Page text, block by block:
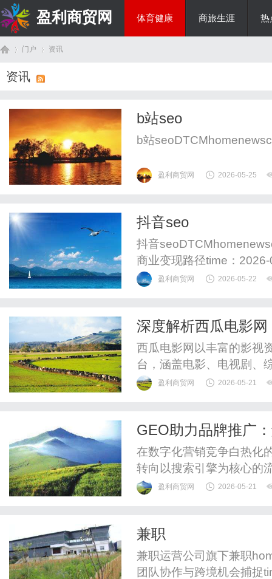
盈利商贸网 体育健康 商旅生涯 热
门户 资讯
资讯
b站seo
b站
盈利商贸网 2026-05-25
抖音seo
抖音
商业变现路径time：
书，腰部（50-500万）适
盈利商贸网 2026-05-22
深度解析西瓜电影
西瓜电影网以丰富的影视
台，涵盖电影、电视剧、
环境。盈利商贸网 2026-05-21
GEO助力品牌推广
略
在数字化营销竞争白热化
转向以搜索引擎为核心的
擎优化的广义延伸）作为
绕不开的关键策略。本文
盈利商贸网 2026-05-21
兼职
兼职运营公司旗下兼职
团队协作与跨境机会捕捉